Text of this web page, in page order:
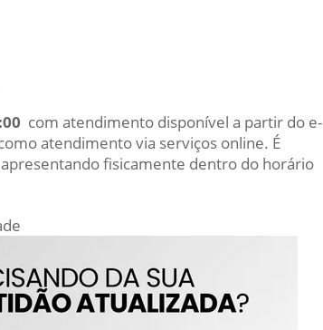
com atendimento disponível a partir do e-
atendimento via serviços online. É
fisicamente dentro do horário